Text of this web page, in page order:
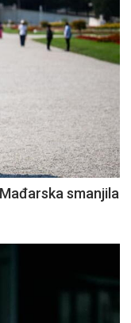
smanjila